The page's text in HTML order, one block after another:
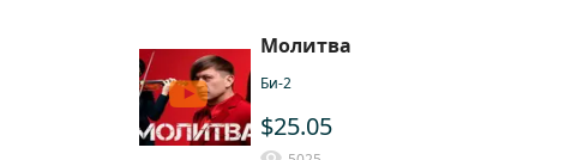
Молитва
Би-2
$25.05